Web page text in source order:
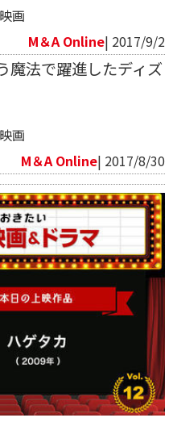
画
M＆A Online| 2017/9/2
魔法で躍進したディズ
画
M＆A Online| 2017/8/30